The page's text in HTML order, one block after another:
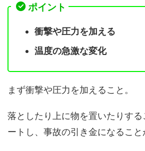
ポイント
衝撃や圧力を加える
温度の急激な変化
まず衝撃や圧力を加えること。
落としたり上に物を置いたりする
ートし、事故の引き金になること